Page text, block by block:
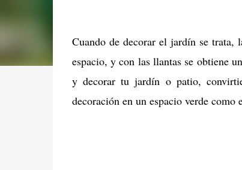
Cuando de decorar el jardín se trata,
espacio, y con las llantas se obtiene
y decorar tu jardín o patio,
decoración en un espacio verde como